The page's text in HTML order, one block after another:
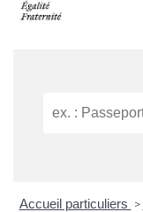
Accueil particuliers >